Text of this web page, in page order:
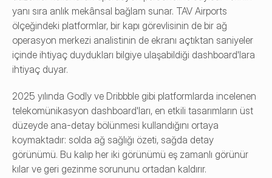
yanı sıra anlık mekânsal bağlam sunar. TAV Airports
ölçeğindeki platformlar, bir kapı görevlisinin de bir ağ
operasyon merkezi analistinin de ekranı açtıktan saniyeler
içinde ihtiyaç duydukları bilgiye ulaşabildiği dashboard'lara
ihtiyaç duyar.
2025 yılında Godly ve Dribbble gibi platformlarda incelenen
telekomünikasyon dashboard'ları, en etkili tasarımların üst
düzeyde ana-detay bölünmesi kullandığını ortaya
koymaktadır: solda ağ sağlığı özeti, sağda detay
görünümü. Bu kalıp her iki görünümü eş zamanlı görünür
kılar ve geri gezinme sorununu ortadan kaldırır.